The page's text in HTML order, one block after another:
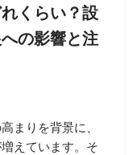
くらい？設
の影響と注
まりを背景に、
えています。そ